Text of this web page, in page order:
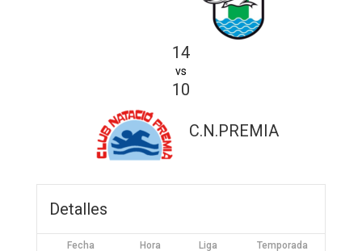
14
vs
10
C.N.PREMIA
Detalles
Fecha Hora Liga Temporada